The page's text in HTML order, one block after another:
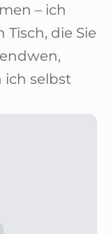
– ich
die Sie
ich selbst